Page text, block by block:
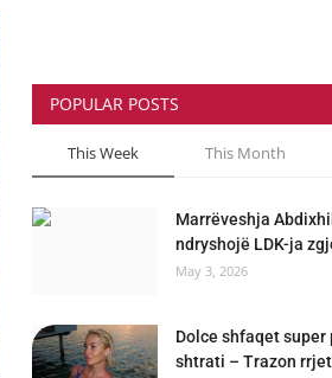
POPULAR POSTS
This Week This Month
Marrëveshja
ndryshojë LDK-ja
May 3, 2026
Dolce shfaqet super
shtrati – Trazon